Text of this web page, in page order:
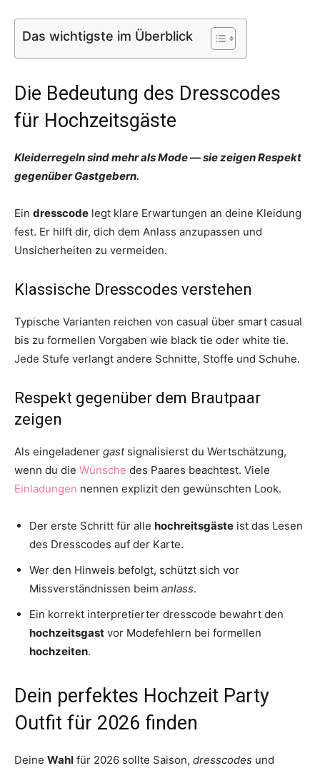
Das wichtigste im Überblick
Die Bedeutung des Dresscodes
für Hochzeitsgäste
Kleiderregeln sind mehr als Mode — sie zeigen Respekt
gegenüber Gastgebern.
Ein dresscode legt klare Erwartungen an deine Kleidung
fest. Er hilft dir, dich dem Anlass anzupassen und
Unsicherheiten zu vermeiden.
Klassische Dresscodes verstehen
Typische Varianten reichen von casual über smart casual
bis zu formellen Vorgaben wie black tie oder white tie.
Jede Stufe verlangt andere Schnitte, Stoffe und Schuhe.
Respekt gegenüber dem Brautpaar
zeigen
Als eingeladener gastsignalisierst du Wertschätzung,
wenn du die Wünsche des Paares beachtest. Viele
Einladungen nennen explizit den gewünschten Look.
Der erste Schritt für alle hochreitsgäste ist das Lesen
des Dresscodes auf der Karte.
Wer den Hinweis befolgt, schützt sich vor
Missverständnissen beim anlass.
Ein korrekt interpretierter dresscode bewahrt den
hochzeitsgast vor Modefehlern bei formellen
hochzeiten.
Dein perfektes Hochzeit Party
Outfit für 2026 finden
Deine Wahl für 2026 sollte Saison, dresscodes und